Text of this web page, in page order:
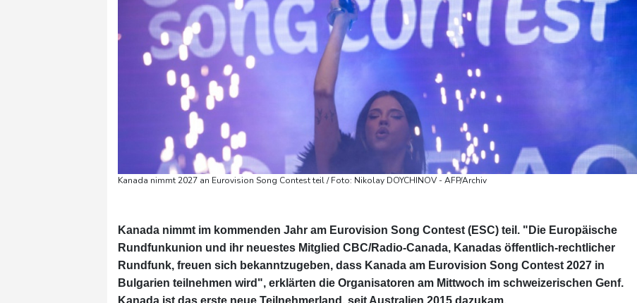
Kanada nimmt 2027 an Eurovision Song Contest teil / Foto: Nikolay DOYCHINOV - AFP/Archiv
Kanada nimmt im kommenden Jahr am Eurovision Song Contest (ESC) teil. "Die Europäische
Rundfunkunion und ihr neuestes Mitglied CBC/Radio-Canada, Kanadas öffentlich-rechtlicher
Rundfunk, freuen sich bekanntzugeben, dass Kanada am Eurovision Song Contest 2027 in
Bulgarien teilnehmen wird", erklärten die Organisatoren am Mittwoch im schweizerischen Genf.
Kanada ist das erste neue Teilnehmerland, seit Australien 2015 dazukam.